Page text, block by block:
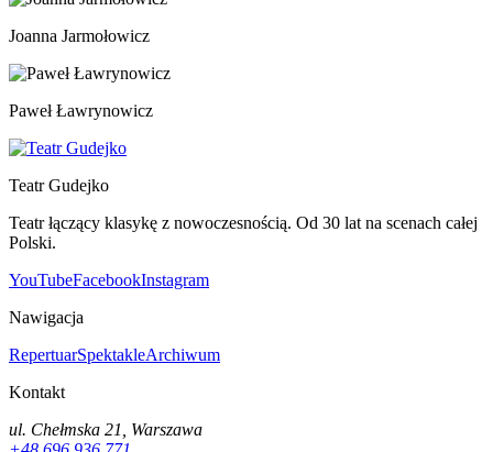
Joanna Jarmołowicz
Paweł Ławrynowicz
Teatr Gudejko
Teatr łączący klasykę z nowoczesnością. Od 30 lat na scenach całej
Polski.
YouTubeFacebookInstagram
Nawigacja
RepertuarSpektakleArchiwum
Kontakt
ul. Chełmska 21, Warszawa